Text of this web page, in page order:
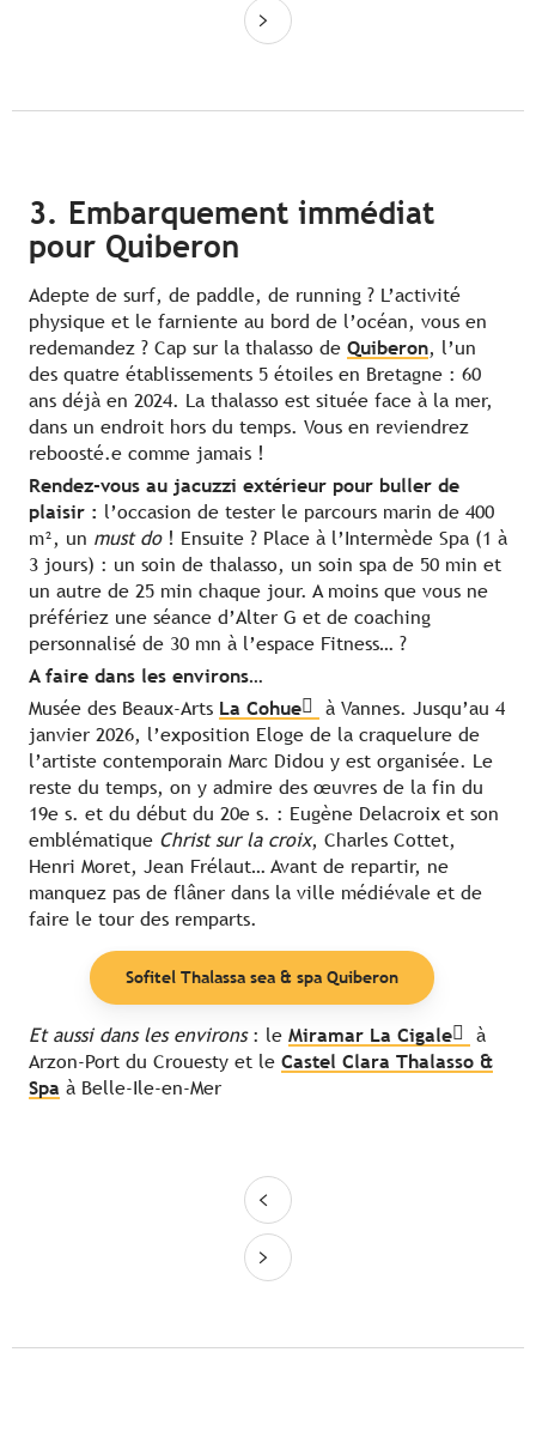
3. Embarquement immédiat
pour Quiberon
Adepte de surf, de paddle, de running ? L’activité
physique et le farniente au bord de l’océan, vous en
redemandez ? Cap sur la thalasso de Quiberon, l’un
des quatre établissements 5 étoiles en Bretagne : 60
ans déjà en 2024. La thalasso est située face à la mer,
dans un endroit hors du temps. Vous en reviendrez
reboosté.e comme jamais !
Rendez-vous au jacuzzi extérieur pour buller de
plaisir : l’occasion de tester le parcours marin de 400
m², un must do! Ensuite ? Place à l’Intermède Spa (1 à
3 jours) : un soin de thalasso, un soin spa de 50 min et
un autre de 25 min chaque jour. A moins que vous ne
préfériez une séance d’Alter G et de coaching
personnalisé de 30 mn à l’espace Fitness… ?
A faire dans les environs…
Musée des Beaux-Arts La Cohue
à Vannes. Jusqu’au 4
janvier 2026, l’exposition Eloge de la craquelure de
l’artiste contemporain Marc Didou y est organisée. Le
reste du temps, on y admire des œuvres de la fin du
19e s. et du début du 20e s. : Eugène Delacroix et son
emblématique Christ sur la croix, Charles Cottet,
Henri Moret, Jean Frélaut… Avant de repartir, ne
manquez pas de flâner dans la ville médiévale et de
faire le tour des remparts.
Sofitel Thalassa sea & spa Quiberon
Et aussi dans les environs: le Miramar La Cigale
à
Arzon-Port du Crouesty et le Castel Clara Thalasso &
Spa à Belle-Ile-en-Mer